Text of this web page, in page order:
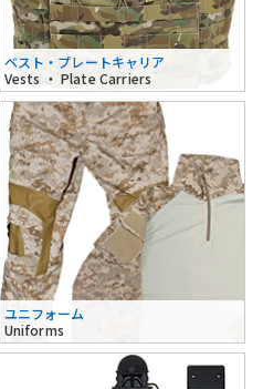
ベスト・プレートキャリア
Vests ・ Plate Carriers
ユニフォーム
Uniforms